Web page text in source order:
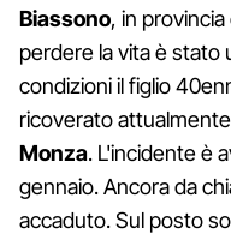
Biassono, in provincia
perdere la vita è stato
condizioni il figlio
ricoverato
Monza. L'incidente è
gennaio. Ancora da
accaduto. Sul posto